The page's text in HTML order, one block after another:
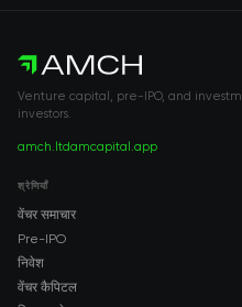
Venture capital, pre-IPO, and
investors.
amch.ltdamcapital.app
श्रेणियाँ
वेंचर समाचार
Pre-IPO
निवेश
वेंचर कैपिटल